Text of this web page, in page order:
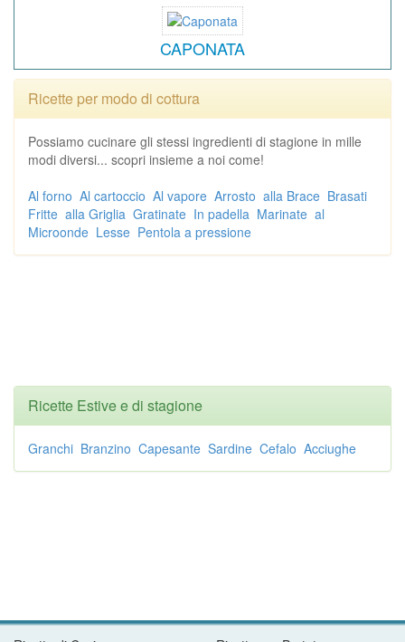
CAPONATA
Ricette per modo di cottura
Possiamo cucinare gli stessi ingredienti di stagione in mille
modi diversi... scopri insieme a noi come!
Al forno Al cartoccio Al vapore Arrosto alla Brace Brasati
Fritte alla Griglia Gratinate In padella Marinate al
Microonde Lesse Pentola a pressione
Ricette Estive e di stagione
Granchi Branzino Capesante Sardine Cefalo Acciughe